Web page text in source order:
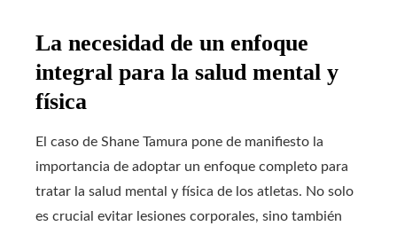
La necesidad de un enfoque
integral para la salud mental y
física
El caso de Shane Tamura pone de manifiesto la
importancia de adoptar un enfoque completo para
tratar la salud mental y física de los atletas. No solo
es crucial evitar lesiones corporales, sino también